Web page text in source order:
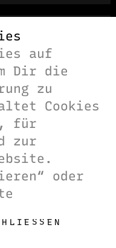
auf
Dir die
zu
Cookies
für
zur
oder